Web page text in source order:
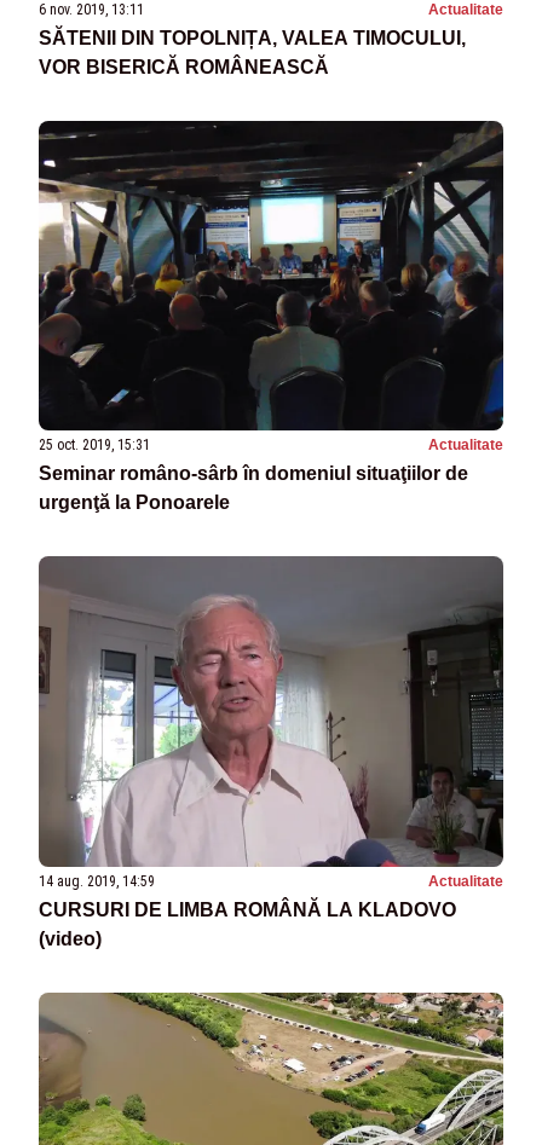
6 nov. 2019, 13:11 Actualitate
SĂTENII DIN TOPOLNIȚA, VALEA TIMOCULUI,
VOR BISERICĂ ROMÂNEASCĂ
25 oct. 2019, 15:31 Actualitate
Seminar româno-sârb în domeniul situaţiilor de
urgenţă la Ponoarele
14 aug. 2019, 14:59 Actualitate
CURSURI DE LIMBA ROMÂNĂ LA KLADOVO
(video)